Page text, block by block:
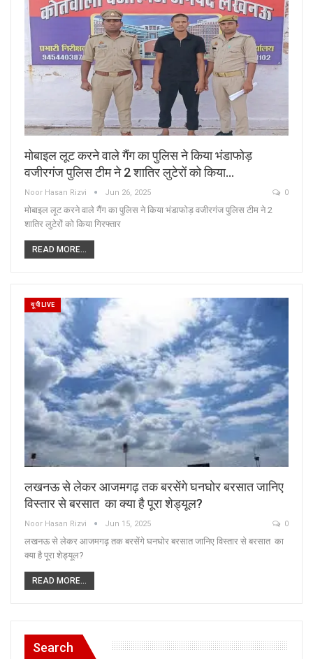
मोबाइल लूट करने वाले गैंग का पुलिस ने किया भंडाफोड़
वजीरगंज पुलिस टीम ने 2 शातिर लुटेरों को किया…
Noor Hasan Rizvi Jun 26, 2025 0
मोबाइल लूट करने वाले गैंग का पुलिस ने किया भंडाफोड़ वजीरगंज पुलिस टीम ने 2
शातिर लुटेरों को किया गिरफ्तार
READ MORE...
यू पी LIVE
लखनऊ से लेकर आजमगढ़ तक बरसेंगे घनघोर बरसात जानिए
विस्तार से बरसात का क्या है पूरा शेड्यूल?
Noor Hasan Rizvi Jun 15, 2025 0
लखनऊ से लेकर आजमगढ़ तक बरसेंगे घनघोर बरसात जानिए विस्तार से बरसात का
क्या है पूरा शेड्यूल?
READ MORE...
Search